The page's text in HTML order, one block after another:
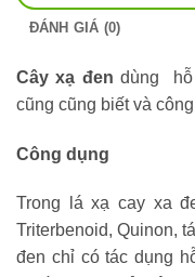
ĐÁNH GIÁ (0)
Cây xạ đen dùng hỗ
cũng cũng biết và
Công dụng
Trong lá xạ cay xa
Triterbenoid, Quinon,
đen chỉ có tác dụng